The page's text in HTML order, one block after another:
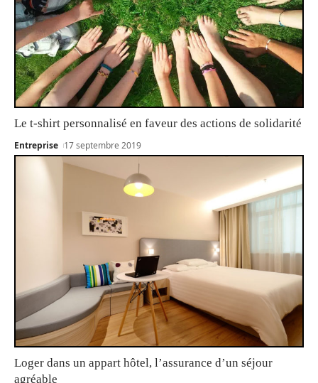
Le t-shirt personnalisé en faveur des actions de solidarité
Entreprise 17 septembre 2019
Loger dans un appart hôtel, l’assurance d’un séjour
agréable